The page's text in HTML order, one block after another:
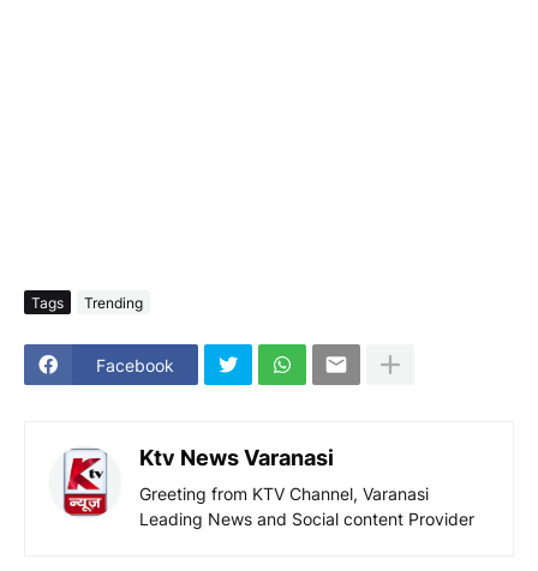
Tags Trending
Facebook
Ktv News Varanasi
Greeting from KTV Channel, Varanasi
Leading News and Social content Provider